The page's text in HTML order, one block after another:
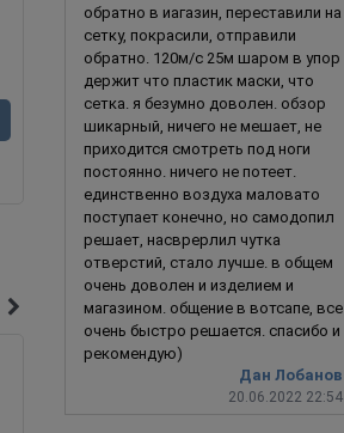
4 990руб. В корзину
Дан Лобанов
20.06.2022 22:54
обратно в иагазин, переставили на
сетку, покрасили, отправили
обратно. 120м/с 25м шаром в упор
держит что пластик маски, что
сетка. я безумно доволен. обзор
шикарный, ничего не мешает, не
приходится смотреть под ноги
постоянно. ничего не потеет.
единственно воздуха маловато
поступает конечно, но самодопил
решает, насврерлил чутка
отверстий, стало лучше. в общем
очень доволен и изделием и
магазином. общение в вотсапе, все
очень быстро решается. спасибо и
рекомендую)